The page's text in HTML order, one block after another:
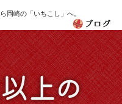
岡崎の「いちこし」へ。